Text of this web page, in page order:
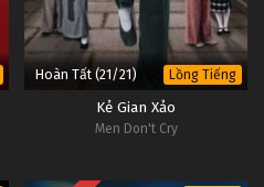
Hoàn Tất (21/21) Lồng Tiếng
Kẻ Gian Xảo
Men Don't Cry